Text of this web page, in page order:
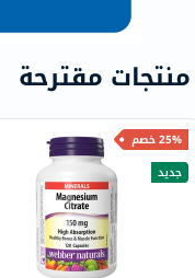
منتجات مقترحة
25% خصم
جديد